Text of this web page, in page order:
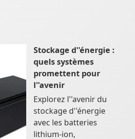
Stockage d''énergie :
quels systèmes
promettent pour
l''avenir
Explorez l''avenir du
stockage d''énergie
avec les batteries
lithium-ion,